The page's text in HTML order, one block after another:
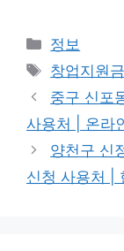
카
테
고
리
정보
태
그
창업지원금
중구 신포
사용처 | 온라
양천구 신
신청 사용처 |